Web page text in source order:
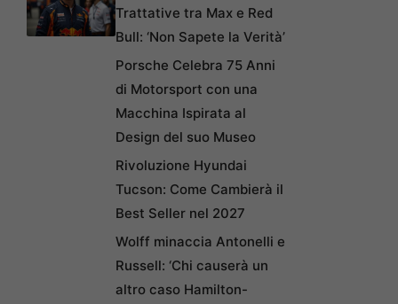
Trattative tra Max e Red
Bull: ‘Non Sapete la Verità’
Porsche Celebra 75 Anni
di Motorsport con una
Macchina Ispirata al
Design del suo Museo
Rivoluzione Hyundai
Tucson: Come Cambierà il
Best Seller nel 2027
Wolff minaccia Antonelli e
Russell: ‘Chi causerà un
altro caso Hamilton-